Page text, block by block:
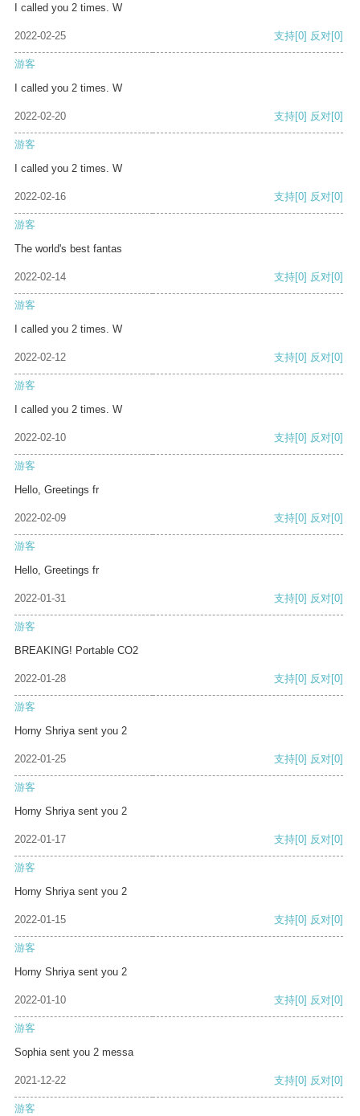
I called you 2 times. W
2022-02-25 支持[0] 反对[0]
游客
I called you 2 times. W
2022-02-20 支持[0] 反对[0]
游客
I called you 2 times. W
2022-02-16 支持[0] 反对[0]
游客
The world's best fantas
2022-02-14 支持[0] 反对[0]
游客
I called you 2 times. W
2022-02-12 支持[0] 反对[0]
游客
I called you 2 times. W
2022-02-10 支持[0] 反对[0]
游客
Hello, Greetings fr
2022-02-09 支持[0] 反对[0]
游客
Hello, Greetings fr
2022-01-31 支持[0] 反对[0]
游客
BREAKING! Portable CO2
2022-01-28 支持[0] 反对[0]
游客
Horny Shriya sent you 2
2022-01-25 支持[0] 反对[0]
游客
Horny Shriya sent you 2
2022-01-17 支持[0] 反对[0]
游客
Horny Shriya sent you 2
2022-01-15 支持[0] 反对[0]
游客
Horny Shriya sent you 2
2022-01-10 支持[0] 反对[0]
游客
Sophia sent you 2 messa
2021-12-22 支持[0] 反对[0]
游客